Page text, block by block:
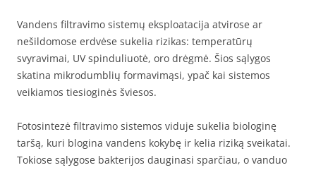
Vandens filtravimo sistemų eksploatacija atvirose ar
nešildomose erdvėse sukelia rizikas: temperatūrų
svyravimai, UV spinduliuotė, oro drėgmė. Šios sąlygos
skatina mikrodumblių formavimąsi, ypač kai sistemos
veikiamos tiesioginės šviesos.
Fotosintezė filtravimo sistemos viduje sukelia biologinę
taršą, kuri blogina vandens kokybę ir kelia riziką sveikatai.
Tokiose sąlygose bakterijos dauginasi sparčiau, o vanduo